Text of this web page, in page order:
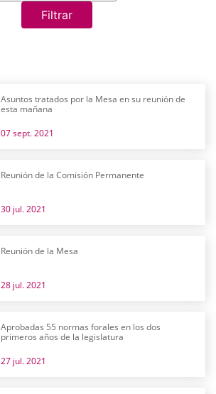
Filtrar
Asuntos tratados por la Mesa en su reunión de
esta mañana
07 sept. 2021
Reunión de la Comisión Permanente
30 jul. 2021
Reunión de la Mesa
28 jul. 2021
Aprobadas 55 normas forales en los dos
primeros años de la legislatura
27 jul. 2021